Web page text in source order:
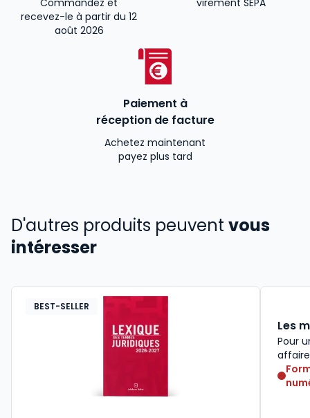
Commandez et
recevez-le à partir du 12
août 2026
virement SEPA
Paiement à
réception de facture
Achetez maintenant
payez plus tard
D'autres produits peuvent vous
intéresser
BEST-SELLER
Les
Pour